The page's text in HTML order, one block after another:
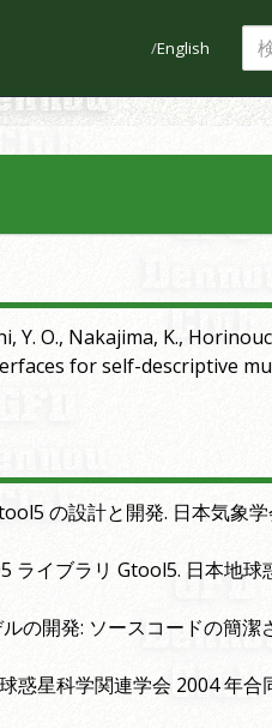
English
Y. O., Nakajima, K.,
for self-descriptive
の設計と開発. 日本気象
ライブラリ Gtool5. 日本地球
の開発: ソースコードの簡潔
惑星科学関連学会 2004 年合